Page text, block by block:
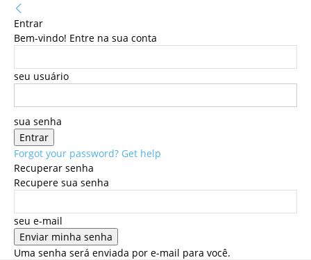
Entrar
Bem-vindo! Entre na sua conta
seu usuário
sua senha
Forgot your password? Get help
Recuperar senha
Recupere sua senha
seu e-mail
Uma senha será enviada por e-mail para você.